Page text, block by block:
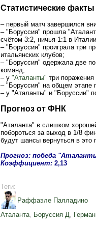
Статистические факты
– первый матч завершился
– "Боруссия" прошла
счётом 3:2, ничья 1:1 в
– "Боруссия" проиграла три
итальянских клубов;
– "Боруссия" одержала две
команд;
– у "Аталанты" три
– "Боруссия" на общем этапе
– у "Аталанты" и "Боруссии"
Прогноз от ФНК
"Аталанта" в слишком
побороться за выход в 1/8
будут шансы вернуться в это
Прогноз: победа
Коэффициент: 2,13
Теги:
Раффаэле Палладино
Аталанта, Боруссия Д,